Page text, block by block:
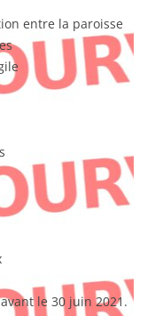
entre la paroisse
le 30 juin 2021.